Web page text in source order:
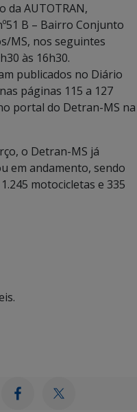
da AUTOTRAN,
B – Bairro Conjunto
MS, nos seguintes
às 16h30.
publicados no Diário
páginas 115 a 127
portal do Detran-MS na
o Detran-MS já
em andamento, sendo
motocicletas e 335